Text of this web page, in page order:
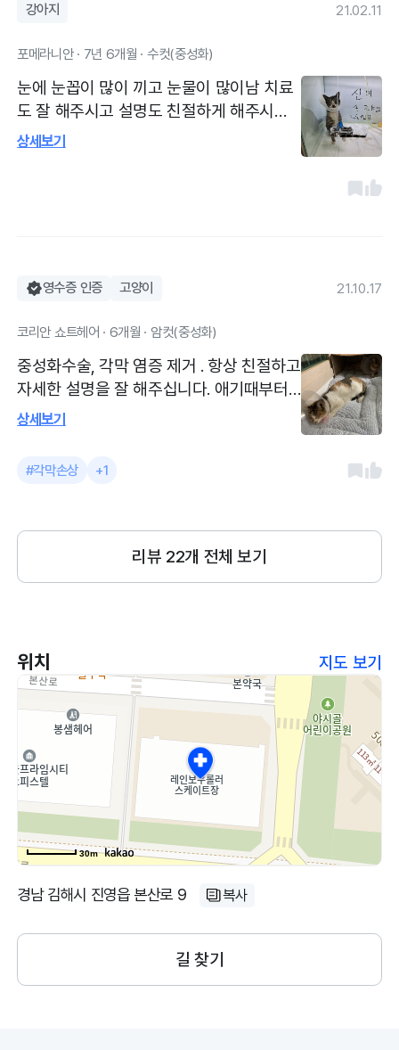
강아지 21.02.11
포메라니안 · 7년 6개월 · 수컷(중성화)
눈에 눈꼽이 많이 끼고 눈물이 많이남 치료
도 잘 해주시고 설명도 친절하게 해주시고
최근 회사 길고양이가 조은병원에 입원치료
너무 친절하고 진료역시 만족이라 넘 추천
상세보기
영수증 인증 고양이 21.10.17
코리안 쇼트헤어 · 6개월 · 암컷(중성화)
중성화수술, 각막 염증 제거 . 항상 친절하고
자세한 설명을 잘 해주십니다. 애기때부터
결막염에 의해 각막에 염증, 백태?가 껴 있
다. 안약을 꾸준히 넣으면서 상태는 지켜봐
야 된다고 하셨어요.
상세보기
#각막손상 +1
리뷰 22개 전체 보기
위치 지도 보기
30m
경남 김해시 진영읍 본산로 9 복사
길 찾기